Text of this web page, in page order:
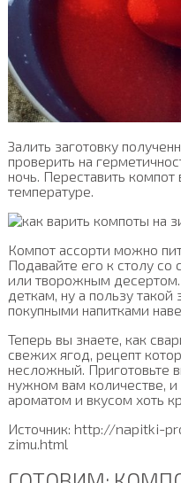
Залить заготовку
проверить на
ночь. Переставить
температуре.
Компот ассорти можно
Подавайте его к столу
или творожным десертом.
деткам, ну а пользу такой
покупными напитками
Теперь вы знаете, как
свежих ягод, рецепт
несложный. Приготовьте
нужном вам количестве,
ароматом и вкусом хоть
Источник: http://napitki-
zimu.html